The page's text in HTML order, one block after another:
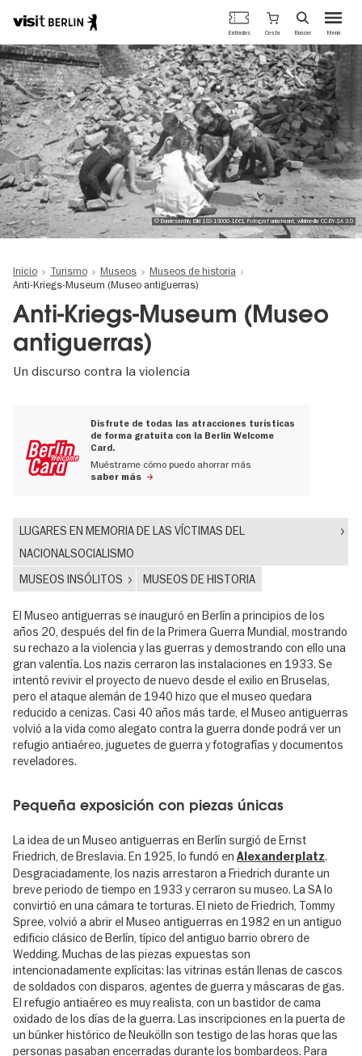
Pasar
al
contenido
principal
Portal
oficial
de
turismo
de
Berlín
Menú
Entradas Cesta Buscar
© Bundesarchiv, Bild 183-19000-1661, Fotograf unbekannt, wikimedia CC-BY-SA 3.0
Inicio Turismo Museos
Museos de historia
Anti-Kriegs-Museum (Museo antiguerras)
Anti-Kriegs-Museum (Museo
antiguerras)
Un discurso contra la violencia
Disfrute de todas las atracciones turísticas
de forma gratuita con la Berlin Welcome
Card.
Muéstrame cómo puedo ahorrar más
saber más
LUGARES EN MEMORIA DE LAS VÍCTIMAS DEL
NACIONALSOCIALISMO
MUSEOS INSÓLITOS
MUSEOS DE HISTORIA
El Museo antiguerras se inauguró en Berlín a principios de los
años 20, después del fin de la Primera Guerra Mundial, mostrando
su rechazo a la violencia y las guerras y demostrando con ello una
gran valentía. Los nazis cerraron las instalaciones en 1933. Se
intentó revivir el proyecto de nuevo desde el exilio en Bruselas,
pero el ataque alemán de 1940 hizo que el museo quedara
reducido a cenizas. Casi 40 años más tarde, el Museo antiguerras
volvió a la vida como alegato contra la guerra donde podrá ver un
refugio antiaéreo, juguetes de guerra y fotografías y documentos
reveladores.
Pequeña exposición con piezas únicas
La idea de un Museo antiguerras en Berlín surgió de Ernst
Friedrich, de Breslavia. En 1925, lo fundó en Alexanderplatz.
Desgraciadamente, los nazis arrestaron a Friedrich durante un
breve periodo de tiempo en 1933 y cerraron su museo. La SA lo
convirtió en una cámara te torturas. El nieto de Friedrich, Tommy
Spree, volvió a abrir el Museo antiguerras en 1982 en un antiguo
edificio clásico de Berlín, típico del antiguo barrio obrero de
Wedding. Muchas de las piezas expuestas son
intencionadamente explícitas: las vitrinas están llenas de cascos
de soldados con disparos, agentes de guerra y máscaras de gas.
El refugio antiaéreo es muy realista, con un bastidor de cama
oxidado de los días de la guerra. Las inscripciones en la puerta de
un búnker histórico de Neukölln son testigo de las horas que las
personas pasaban encerradas durante los bombardeos. Para